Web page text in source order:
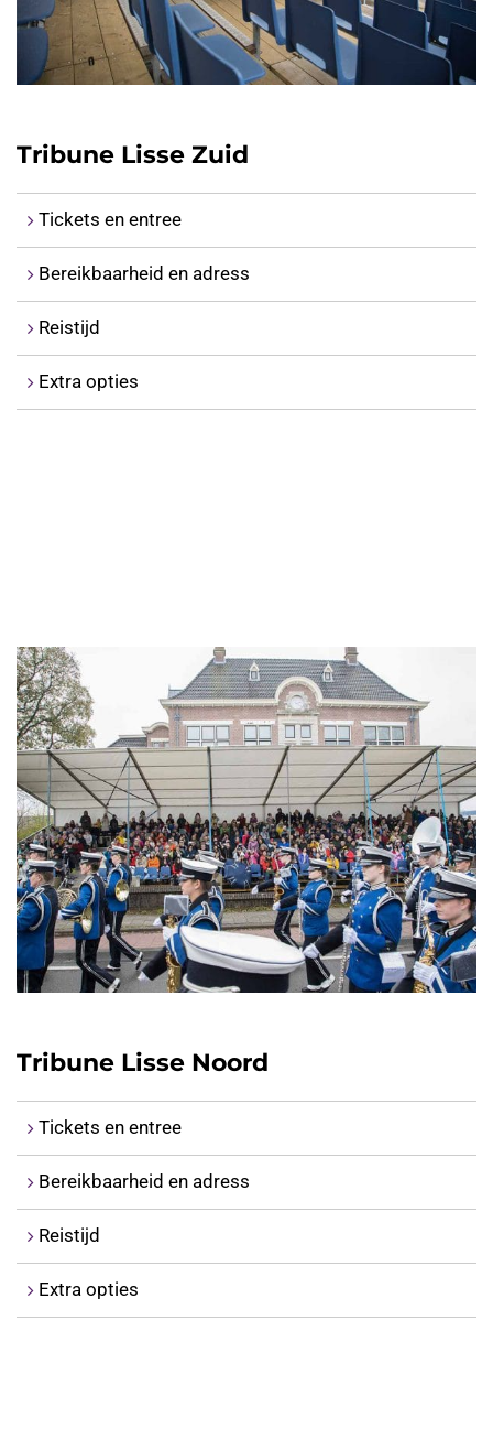
Tribune Lisse Zuid
Tickets en entree
Bereikbaarheid en adress
Reistijd
Extra opties
Tribune Lisse Noord
Tickets en entree
Bereikbaarheid en adress
Reistijd
Extra opties